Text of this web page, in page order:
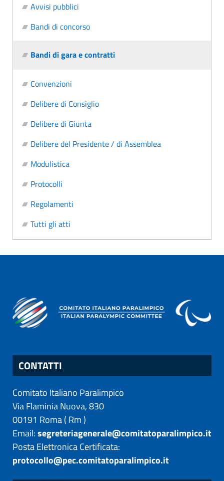
Avvisi pubblici
Bandi di concorso
Bandi di gara e contratti
Convenzioni
Delibere di Consiglio
Delibere di Giunta
Delibere del Presidente / di Assemblea
Modulistica
Protocolli
Regolamenti
Tutti gli atti
CONTATTI
Comitato Italiano Paralimpico
Via Flaminia Nuova, 830
00191 Roma( Rm)
Email:segreteriagenerale@comitatoparalimpico.it
Posta Elettronica Certificata:
protocollo@pec.comitatoparalimpico.it